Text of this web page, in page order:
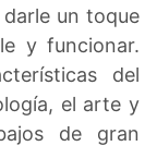
un toque
y funcionar.
del
el arte y
de gran